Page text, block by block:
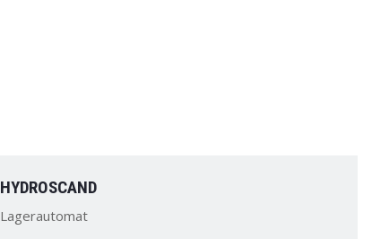
HYDROSCAND
Lagerautomat